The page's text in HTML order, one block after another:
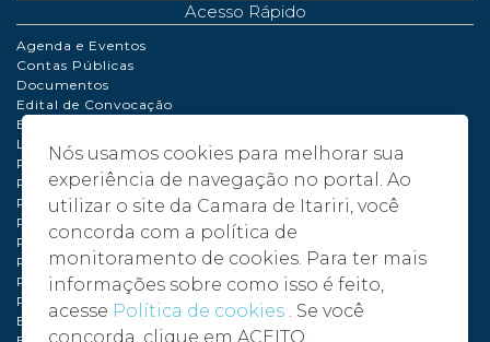
Nós usamos cookies para melhorar sua
experiência de navegação no portal. Ao
utilizar o site da Camara de Itariri, você
concorda com a política de
monitoramento de cookies. Para ter mais
informações sobre como isso é feito,
acesse Política de cookies . Se você
concorda, clique em ACEITO.
Acesso Rápido
Agenda e Eventos
Contas Públicas
Documentos
Edital de Convocação
Extrato de Contrato
LDO | LOA | PPA
Perguntas Frequentes
Políticas de Cookies
Portaria
Processo de Adiantamento
Relatório de Gestão Fiscal
Plano de compras anual – PCA - 2024
Plano de compras anual – PCA - 2025
Plano de compras anual – PCA - 2026
Balancete 2024